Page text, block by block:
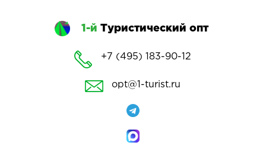
1-й Туристический опт
+7 (495) 183-90-12
opt@1-turist.ru